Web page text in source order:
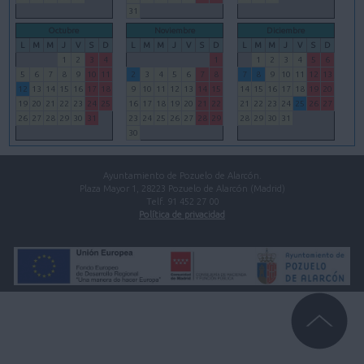
31
M M V S
D
1
2 3
4
5
6 7 8 9 10
11
12
13 14 15 16 17
18
19
20 21 22 23 24
25
26
27 28 29 30 31
M M V S
D
1
2
3 4 5 6 7
8
9
10 11 12 13 14
15
16
17 18 19 20 21
22
23
24 25 26 27 28
29
30
M M V S
D
1
2 3 4 5
6
7
8 9 10 11 12
13
14
15 16 17 18 19
20
21
22 23 24 25 26
27
28
29 30 31
Ayuntamiento de Pozuelo de Alarcón.
Plaza Mayor 1, 28223 Pozuelo de Alarcón (Madrid)
Telf. 91 452 27 00
Política de privacidad